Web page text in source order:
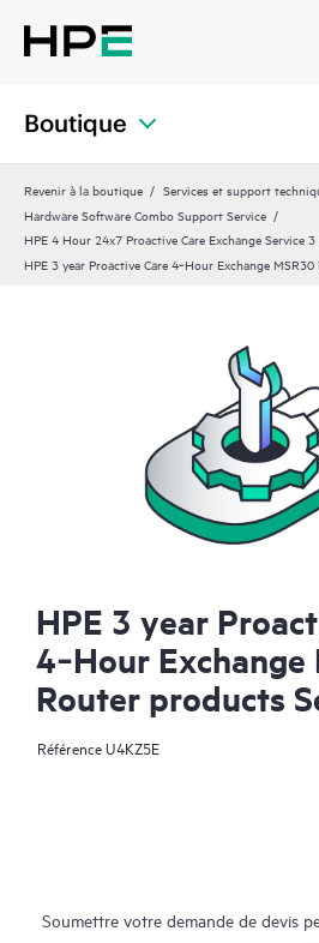
Boutique
Revenir à la boutique Services et support
Hardware Software Combo Support Service
HPE 4 Hour 24x7 Proactive Care Exchange Service 3
HPE 3 year Proactive Care 4‑Hour Exchange
HPE 3 year
4‑Hour Exchange
Router products
RéférenceU4KZ5E
Soumettre votre demande de devis